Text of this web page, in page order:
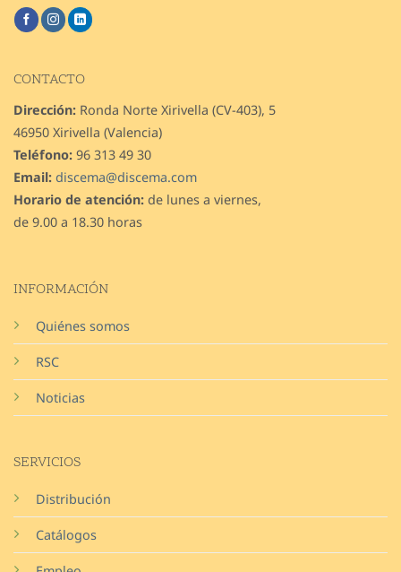
INFORMACIÓN
Quiénes somos
RSC
Noticias
SERVICIOS
Distribución
Catálogos
CONTACTO
Dirección: Ronda Norte Xirivella (CV-403), 5
46950 Xirivella (Valencia)
Teléfono: 96 313 49 30
Email: discema@discema.com
Horario de atención: de lunes a viernes,
de 9.00 a 18.30 horas